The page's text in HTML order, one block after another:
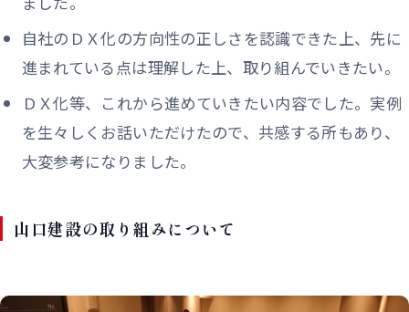
自社のＤＸ化の方向性の正しさを認識できた上、先に
進まれている点は理解した上、取り組んでいきたい。
ＤＸ化等、これから進めていきたい内容でした。実例
を生々しくお話いただけたので、共感する所もあり、
大変参考になりました。
山口建設の取り組みについて